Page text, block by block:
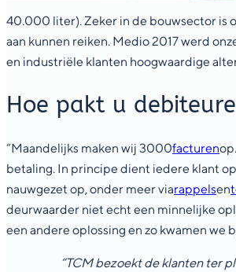
40.000 liter). Zeker in de bouwsector is
aan kunnen reiken. Medio 2017 werd
en industriële klanten hoogwaardige
Hoe pakt u
“Maandelijks maken wij 3000facturen
betaling. In principe dient iedere klant
nauwgezet op, onder meer viarappelsen
deurwaarder niet echt een minnelijke
een andere oplossing en zo kwamen we
“TCM bezoekt de klanten ter